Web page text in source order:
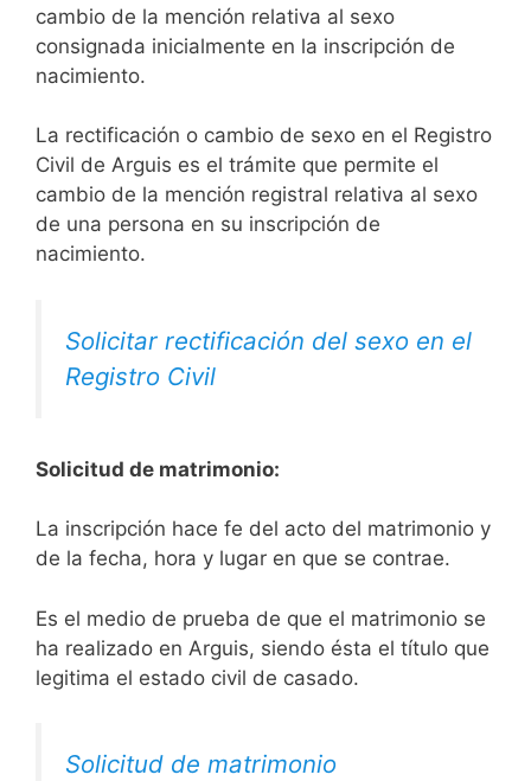
cambio de la mención relativa al sexo
consignada inicialmente en la inscripción de
nacimiento.
La rectificación o cambio de sexo en el Registro
Civil de Arguis es el trámite que permite el
cambio de la mención registral relativa al sexo
de una persona en su inscripción de
nacimiento.
Solicitar rectificación del sexo en el
Registro Civil
Solicitud de matrimonio:
La inscripción hace fe del acto del matrimonio y
de la fecha, hora y lugar en que se contrae.
Es el medio de prueba de que el matrimonio se
ha realizado en Arguis, siendo ésta el título que
legitima el estado civil de casado.
Solicitud de matrimonio